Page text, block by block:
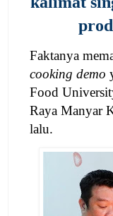
Faktanya
cooking demo
Food
Raya Manyar
lalu.